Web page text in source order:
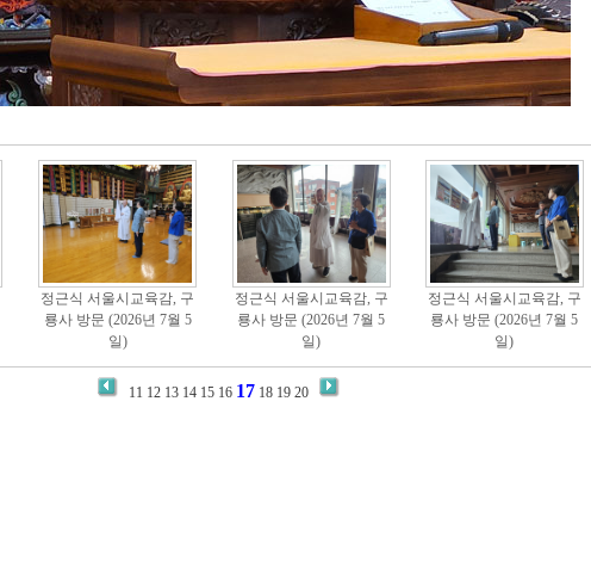
정근식 서울시교육감, 구
룡사 방문 (2026년 7월 5
일)
정근식 서울시교육감, 구
룡사 방문 (2026년 7월 5
일)
정근식 서울시교육감, 구
룡사 방문 (2026년 7월 5
일)
11 12 13 14 15 16 17 18 19 20